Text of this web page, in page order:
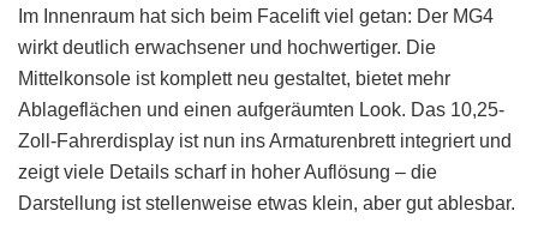
Im Innenraum hat sich beim Facelift viel getan: Der MG4
wirkt deutlich erwachsener und hochwertiger. Die
Mittelkonsole ist komplett neu gestaltet, bietet mehr
Ablageflächen und einen aufgeräumten Look. Das 10,25-
Zoll-Fahrerdisplay ist nun ins Armaturenbrett integriert und
zeigt viele Details scharf in hoher Auflösung – die
Darstellung ist stellenweise etwas klein, aber gut ablesbar.